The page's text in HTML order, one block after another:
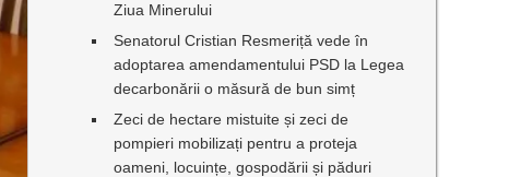
Ziua Minerului
Senatorul Cristian Resmeriță vede în
adoptarea amendamentului PSD la Legea
decarbonării o măsură de bun simț
Zeci de hectare mistuite și zeci de
pompieri mobilizați pentru a proteja
oameni, locuințe, gospodării și păduri